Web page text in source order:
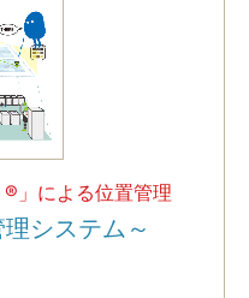
」による位置管理
システム～